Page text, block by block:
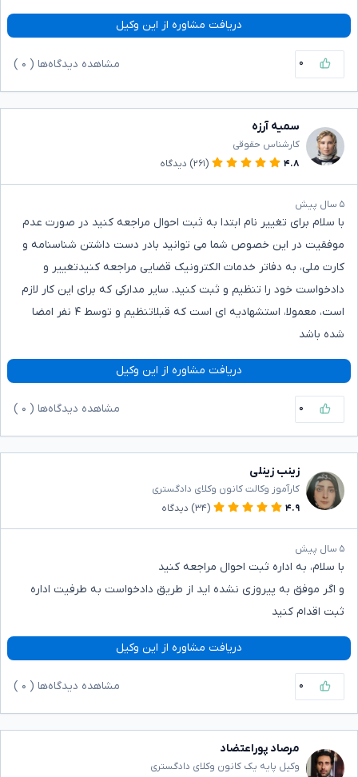
دریافت مشاوره از این وکیل
۰ مشاهده دیدگاه‌ها ( ۰
سمیه آرزه
کارشناس حقوقی
۴.۸
(۲۶۱) دیدگاه
۵ سال پیش
با سلام برای تغییر نام ابتدا به ثبت احوال مراجعه کنید در صورت عدم
موفقیت در این خصوص شما می توانید بادر دست داشتن شناسنامه و
کارت ملی، به دفاتر خدمات الکترونیک قضایی مراجعه کنیدتغییر و
دادخواست خود را تنظیم و ثبت کنید. سایر مدارکی که برای این کار لازم
است، معمولا، استشهادیه ای است که قبلاتنظیم و توسط ۴ نفر امضا
شده باشد
دریافت مشاوره از این وکیل
۰ مشاهده دیدگاه‌ها ( ۰
زینب زینلی
کارآموز وکالت کانون وکلای دادگستری
۴.۹
(۳۴) دیدگاه
۵ سال پیش
با سلام، به اداره ثبت احوال مراجعه کنید
و اگر موفق به پیروزی نشده اید از طریق دادخواست به طرفیت اداره
ثبت اقدام کنید
دریافت مشاوره از این وکیل
۰ مشاهده دیدگاه‌ها ( ۰
مرصاد پوراعتضاد
وکیل پایه یک کانون وکلای دادگستری